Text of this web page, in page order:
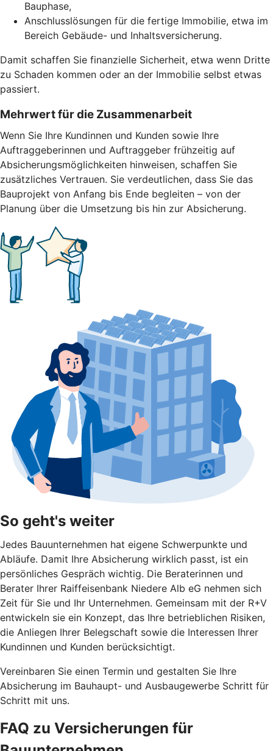
Bauphase,
Anschlusslösungen für die fertige Immobilie, etwa im
Bereich Gebäude- und Inhaltsversicherung.
Damit schaffen Sie finanzielle Sicherheit, etwa wenn Dritte
zu Schaden kommen oder an der Immobilie selbst etwas
passiert.
Mehrwert für die Zusammenarbeit
Wenn Sie Ihre Kundinnen und Kunden sowie Ihre
Auftraggeberinnen und Auftraggeber frühzeitig auf
Absicherungsmöglichkeiten hinweisen, schaffen Sie
zusätzliches Vertrauen. Sie verdeutlichen, dass Sie das
Bauprojekt von Anfang bis Ende begleiten – von der
Planung über die Umsetzung bis hin zur Absicherung.
So geht's weiter
Jedes Bauunternehmen hat eigene Schwerpunkte und
Abläufe. Damit Ihre Absicherung wirklich passt, ist ein
persönliches Gespräch wichtig. Die Beraterinnen und
Berater Ihrer Raiffeisenbank Niedere Alb eG nehmen sich
Zeit für Sie und Ihr Unternehmen. Gemeinsam mit der R+V
entwickeln sie ein Konzept, das Ihre betrieblichen Risiken,
die Anliegen Ihrer Belegschaft sowie die Interessen Ihrer
Kundinnen und Kunden berücksichtigt.
Vereinbaren Sie einen Termin und gestalten Sie Ihre
Absicherung im Bauhaupt- und Ausbaugewerbe Schritt für
Schritt mit uns.
FAQ zu Versicherungen für